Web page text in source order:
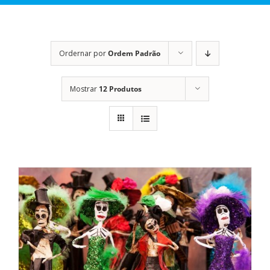
Ordernar porOrdem Padrão
Mostrar 12 Produtos
DETALHES